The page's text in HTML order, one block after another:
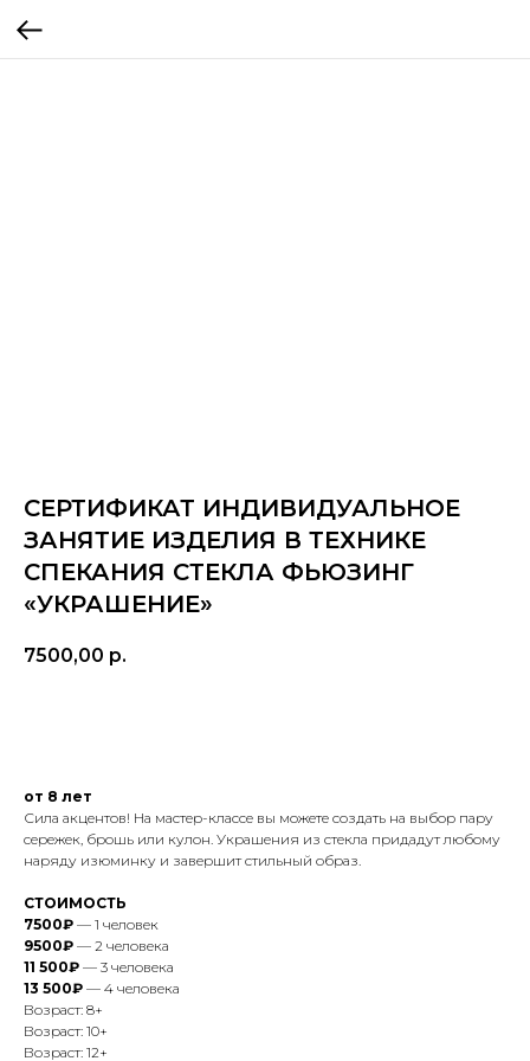
СЕРТИФИКАТ ИНДИВИДУАЛЬНОЕ
ЗАНЯТИЕ ИЗДЕЛИЯ В ТЕХНИКЕ
СПЕКАНИЯ СТЕКЛА ФЬЮЗИНГ
«УКРАШЕНИЕ»
7500,00 р.
от 8 лет
Сила акцентов! На мастер-классе вы можете создать на выбор пару
сережек, брошь или кулон. Украшения из стекла придадут любому
наряду изюминку и завершит стильный образ.
СТОИМОСТЬ
7500₽ — 1 человек
9500₽ — 2 человека
11 500₽ — 3 человека
13 500₽ — 4 человека
Возраст: 8+
Возраст: 10+
Возраст: 12+